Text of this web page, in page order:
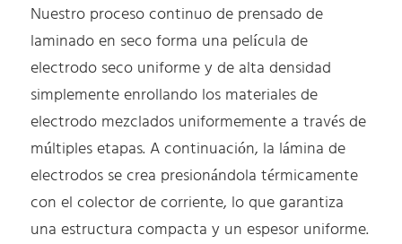
Nuestro proceso continuo de prensado de
laminado en seco forma una película de
electrodo seco uniforme y de alta densidad
simplemente enrollando los materiales de
electrodo mezclados uniformemente a través de
múltiples etapas. A continuación, la lámina de
electrodos se crea presionándola térmicamente
con el colector de corriente, lo que garantiza
una estructura compacta y un espesor uniforme.